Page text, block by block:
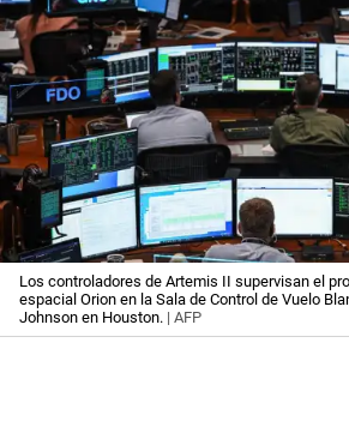
Los controladores de Artemis II supervisan el
espacial Orion en la Sala de Control de Vuelo
Johnson en Houston. | AFP